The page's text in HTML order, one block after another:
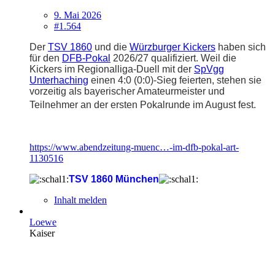
9. Mai 2026
#1.564
Der TSV 1860 und die Würzburger Kickers haben sich
für den DFB-Pokal 2026/27 qualifiziert. Weil die
Kickers im Regionalliga-Duell mit der SpVgg
Unterhaching einen 4:0 (0:0)-Sieg feierten, stehen sie
vorzeitig als bayerischer Amateurmeister und
Teilnehmer an der ersten Pokalrunde im August fest.
https://www.abendzeitung-muenc…-im-dfb-pokal-art-
1130516
TSV 1860 München
Inhalt melden
Loewe
Kaiser